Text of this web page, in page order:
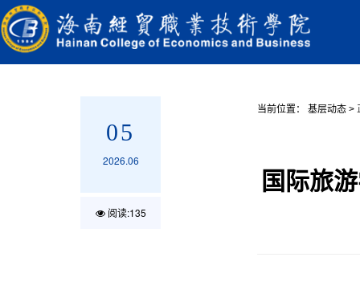
05
2026.06
阅读:135
当前位置： 基层动态 >
国际旅